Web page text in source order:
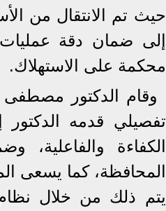
حيث تم الانتقال من
إلى ضمان دقة عمليات
محكمة على الاستهلاك.
وقام الدكتور
تفصيلي قدمه
الكفاءة والفاعلية،
المحافظة، كما يسعى
يتم ذلك من خلال نظام